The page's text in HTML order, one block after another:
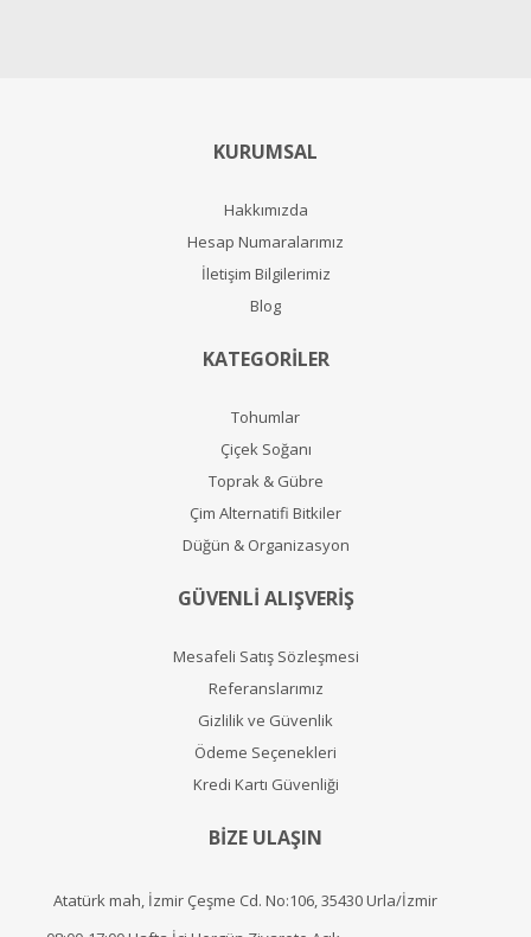
KURUMSAL
Hakkımızda
Hesap Numaralarımız
İletişim Bilgilerimiz
Blog
KATEGORİLER
Tohumlar
Çiçek Soğanı
Toprak & Gübre
Çim Alternatifi Bitkiler
Düğün & Organizasyon
GÜVENLİ ALIŞVERİŞ
Mesafeli Satış Sözleşmesi
Referanslarımız
Gizlilik ve Güvenlik
Ödeme Seçenekleri
Kredi Kartı Güvenliği
BİZE ULAŞIN
Atatürk mah, İzmir Çeşme Cd. No:106, 35430 Urla/İzmir